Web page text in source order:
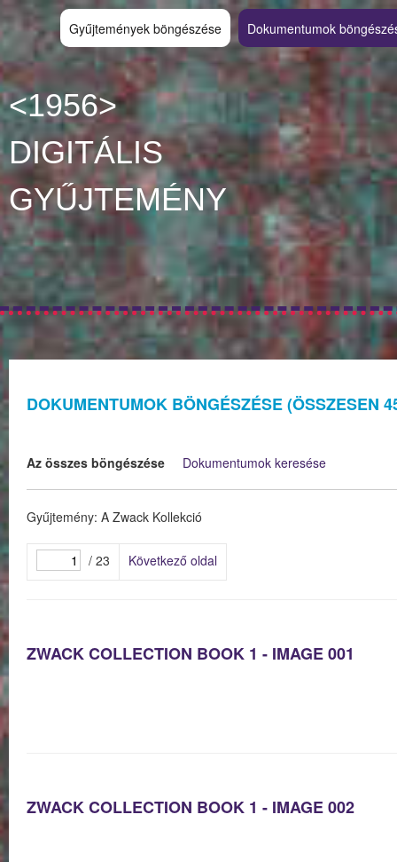
Gyűjtemények böngészése Dokumentumok
<1956>
DIGITÁLIS
GYŰJTEMÉNY
DOKUMENTUMOK BÖNGÉSZÉSE (ÖSSZESEN
Az összes böngészése Dokumentumok keresése
Gyűjtemény: A Zwack Kollekció
/ 23 Következő oldal
ZWACK COLLECTION BOOK 1 - IMAGE 001
ZWACK COLLECTION BOOK 1 - IMAGE 002